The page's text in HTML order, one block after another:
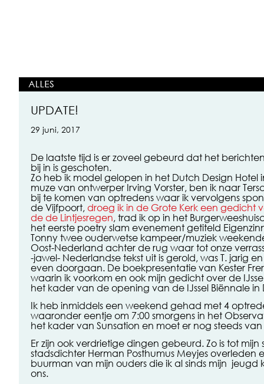
UPDATE!
29 juni, 2017
De laatste tijd is er zoveel gebeurd dat het
bij in is geschoten.
Zo heb ik model gelopen in het Dutch Design Hotel
muze van ontwerper Irving Vorster, ben ik naar
bij te komen van optredens waar ik vervolgens
de Vijfpoort,droeg ik in de Grote Kerk een gedicht
de de Lintjesregen, trad ik op in het
het eerste poetry slam evenement getiteld
Tonny twee ouderwetse kampeer/muziek
Oost-Nederland achter de rug waar tot onze
-jawel- Nederlandse tekst uit is gerold, was T. jarig
even doorgaan. De boekpresentatie van Kester
waarin ik voorkom en ook mijn gedicht over de
het kader van de opening van de IJssel Biënnale in
Ik heb inmiddels een weekend gehad met 4
waaronder eentje om 7:00 smorgens in het
het kader van Sunsation en moet er nog steeds
Er zijn ook verdrietige dingen gebeurd. Zo is tot mijn
stadsdichter Herman Posthumus Meyjes overleden
buurman van mijn ouders die ik al sinds mijn jeugd
ons.